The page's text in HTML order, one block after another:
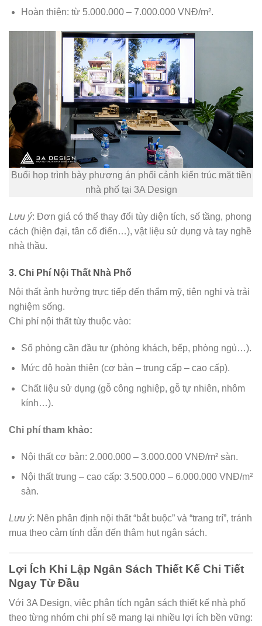
Hoàn thiện: từ 5.000.000 – 7.000.000 VNĐ/m².
Buổi họp trình bày phương án phối cảnh kiến trúc mặt tiền
nhà phố tại 3A Design
Lưu ý: Đơn giá có thể thay đổi tùy diện tích, số tầng, phong
cách (hiện đại, tân cổ điển…), vật liệu sử dụng và tay nghề
nhà thầu.
3. Chi Phí Nội Thất Nhà Phố
Nội thất ảnh hưởng trực tiếp đến thẩm mỹ, tiện nghi và trải
nghiệm sống.
Chi phí nội thất tùy thuộc vào:
Số phòng cần đầu tư (phòng khách, bếp, phòng ngủ…).
Mức độ hoàn thiện (cơ bản – trung cấp – cao cấp).
Chất liệu sử dụng (gỗ công nghiệp, gỗ tự nhiên, nhôm
kính…).
Chi phí tham khảo:
Nội thất cơ bản: 2.000.000 – 3.000.000 VNĐ/m² sàn.
Nội thất trung – cao cấp: 3.500.000 – 6.000.000 VNĐ/m²
sàn.
Lưu ý: Nên phân định nội thất “bắt buộc” và “trang trí”, tránh
mua theo cảm tính dẫn đến thâm hụt ngân sách.
Lợi Ích Khi Lập Ngân Sách Thiết Kế Chi Tiết
Ngay Từ Đầu
Với 3A Design, việc phân tích ngân sách thiết kế nhà phố
theo từng nhóm chi phí sẽ mang lại nhiều lợi ích bền vững: